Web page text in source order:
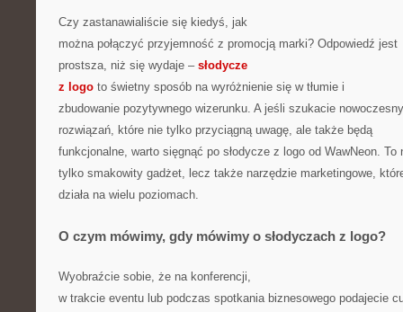
Czy zastanawialiście się kiedyś, jak
można połączyć przyjemność z promocją marki? Odpowiedź jest
prostsza, niż się wydaje – słodycze
z logo to świetny sposób na wyróżnienie się w tłumie i
zbudowanie pozytywnego wizerunku. A jeśli szukacie
rozwiązań, które nie tylko przyciągną uwagę, ale także będą
funkcjonalne, warto sięgnąć po słodycze z logo od WawNeon. To
tylko smakowity gadżet, lecz także narzędzie marketingowe,
działa na wielu poziomach.
O czym mówimy, gdy mówimy o słodyczach z logo?
Wyobraźcie sobie, że na konferencji,
w trakcie eventu lub podczas spotkania biznesowego podajecie